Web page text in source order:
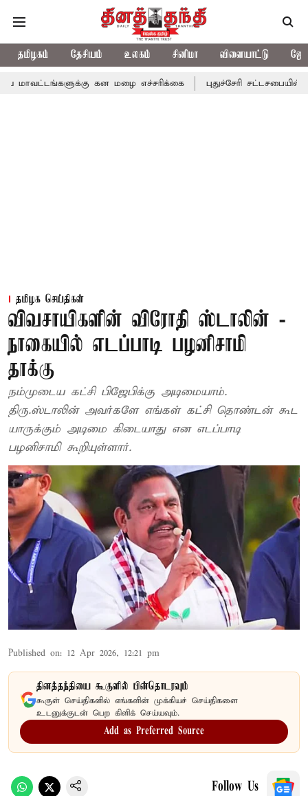
தமிழகம் தேசியம் உலகம் சினிமா விளையாட்டு
கன மழை எச்சரிக்கை புதுச்சேரி சட்டசபையில் வரும்
தமிழக செய்திகள்
விவசாயிகளின் விரோதி ஸ்டாலின் -
நாகையில் எடப்பாடி பழனிசாமி
தாக்கு
நம்முடைய கட்சி பிஜேபிக்கு அடிமையாம்.
திரு.ஸ்டாலின் அவர்களே எங்கள் கட்சி தொண்டன் கூட
யாருக்கும் அடிமை கிடையாது என எடப்பாடி
பழனிசாமி கூறியுள்ளார்.
Published on: 12 Apr 2026, 12:21 pm
தினத்தந்தியை கூகுளில் பின்தொடரவும்
கூகுள் செய்திகளில் எங்களின் முக்கியச் செய்திகளை
உடனுக்குடன் பெற கிளிக் செய்யவும்.
Add as Preferred Source
Follow Us